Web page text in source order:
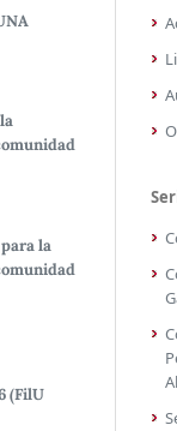
la
(FilU